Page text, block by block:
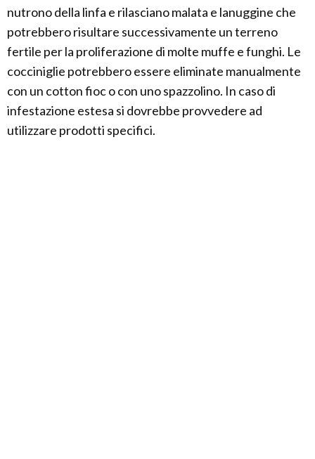
nutrono della linfa e rilasciano malata e lanuggine che
potrebbero risultare successivamente un terreno
fertile per la proliferazione di molte muffe e funghi. Le
cocciniglie potrebbero essere eliminate manualmente
con un cotton fioc o con uno spazzolino. In caso di
infestazione estesa si dovrebbe provvedere ad
utilizzare prodotti specifici.